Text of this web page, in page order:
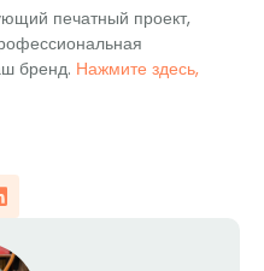
печатный проект,
бренд. Нажмите здесь,